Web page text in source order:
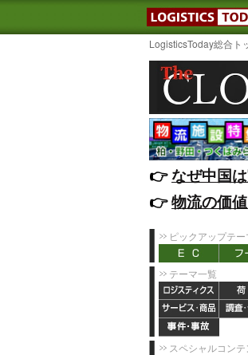
LogisticsToday総合ト
👉️なぜ中国
👉️物流の価
ピックアップテー
テーマ一覧
スペシャルコン